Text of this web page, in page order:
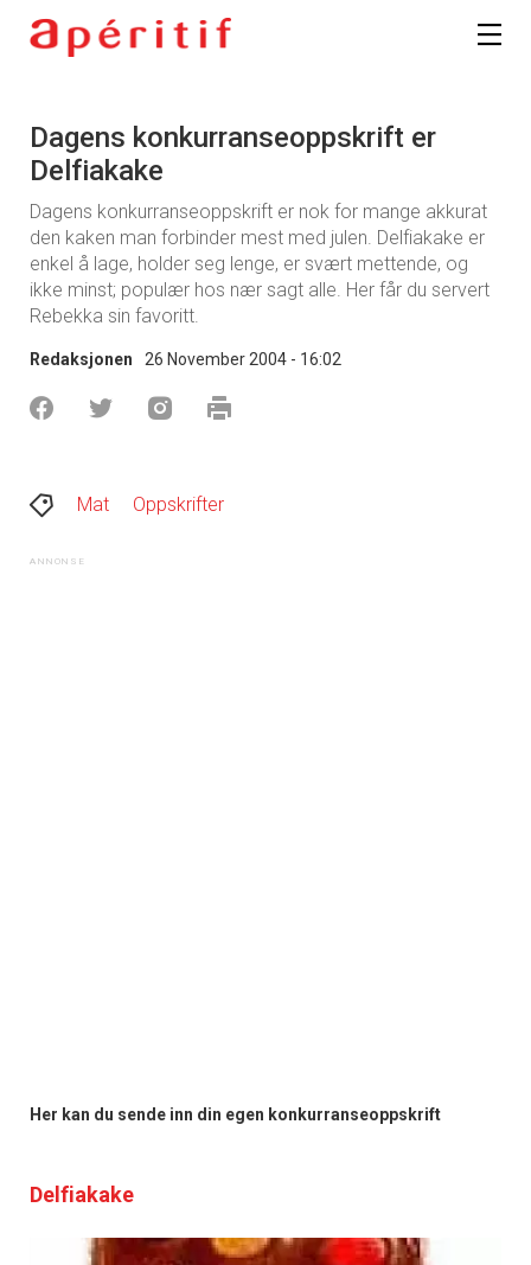
Dagens konkurranseoppskrift er
Delfiakake
Dagens konkurranseoppskrift er nok for mange akkurat
den kaken man forbinder mest med julen. Delfiakake er
enkel å lage, holder seg lenge, er svært mettende, og
ikke minst; populær hos nær sagt alle. Her får du servert
Rebekka sin favoritt.
Redaksjonen 26 November 2004 - 16:02
Mat Oppskrifter
Her kan du sende inn din egen konkurranseoppskrift
Delfiakake